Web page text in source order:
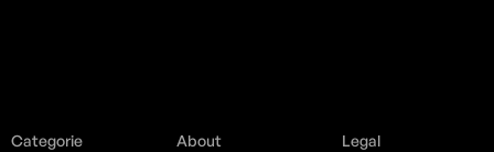
Categorie
About
Legal